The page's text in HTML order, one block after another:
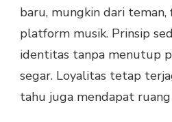
baru, mungkin dari
platform musik. Prinsip
identitas tanpa menutup
segar. Loyalitas tetap
tahu juga mendapat ruang